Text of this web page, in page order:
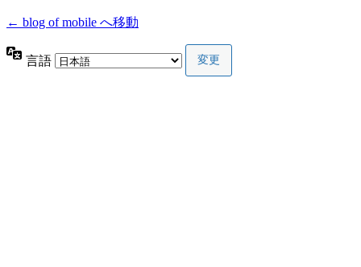
← blog of mobile へ移動
言語